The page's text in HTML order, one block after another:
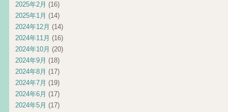
2025年2月 (16)
2025年1月 (14)
2024年12月 (14)
2024年11月 (16)
2024年10月 (20)
2024年9月 (18)
2024年8月 (17)
2024年7月 (19)
2024年6月 (17)
2024年5月 (17)